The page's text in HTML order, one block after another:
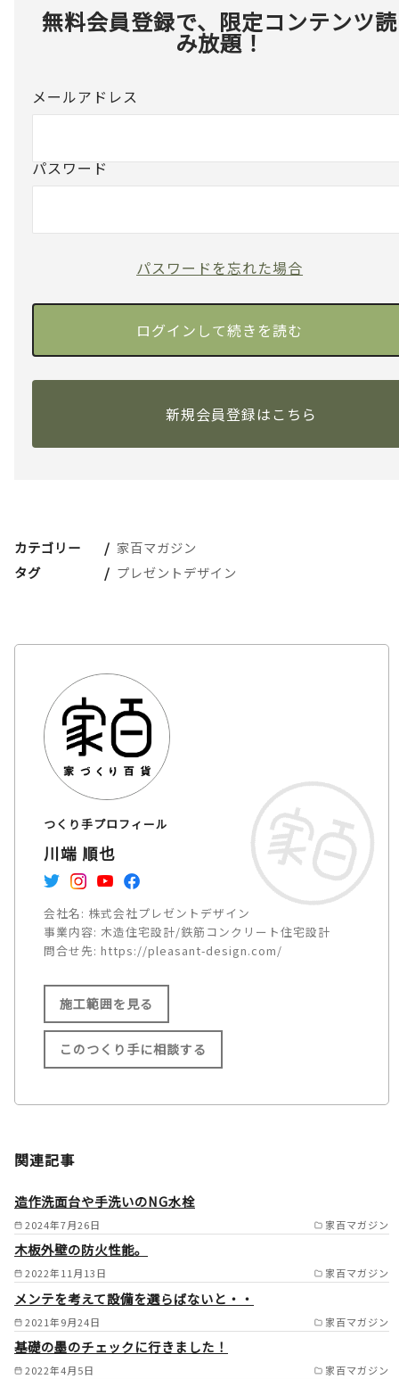
無料会員登録で、限定コンテンツ読
み放題！
メールアドレス
パスワード
パスワードを忘れた場合
新規会員登録はこちら
カテゴリー
家百マガジン
タグ
プレゼントデザイン
つくり手プロフィール
川端 順也
会社名: 株式会社プレゼントデザイン
事業内容: 木造住宅設計/鉄筋コンクリート住宅設計
問合せ先: https://pleasant-design.com/
施工範囲を見る
施工範囲
により応相談） /
このつくり手に相談する
関連記事
2024年7月26日 家百マガジン
造作洗面台や手洗いのNG水栓
2022年11月13日 家百マガジン
木板外壁の防火性能。
2021年9月24日 家百マガジン
メンテを考えて設備を選らばないと・・
2022年4月5日 家百マガジン
基礎の墨のチェックに行きました！